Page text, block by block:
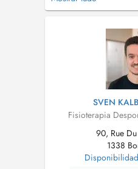
Taping - Pre- & Post
Physiotherapy -
Work Experience: 2022
SVEN
Fisioterapia
90, Rue
1338